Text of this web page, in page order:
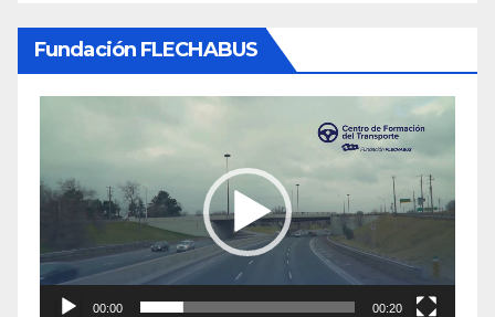
Fundación FLECHABUS
video
00:00 00:20